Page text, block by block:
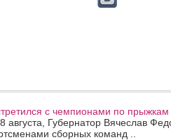
с чемпионами по прыжкам
августа, Губернатор Вячеслав
сборных команд ..